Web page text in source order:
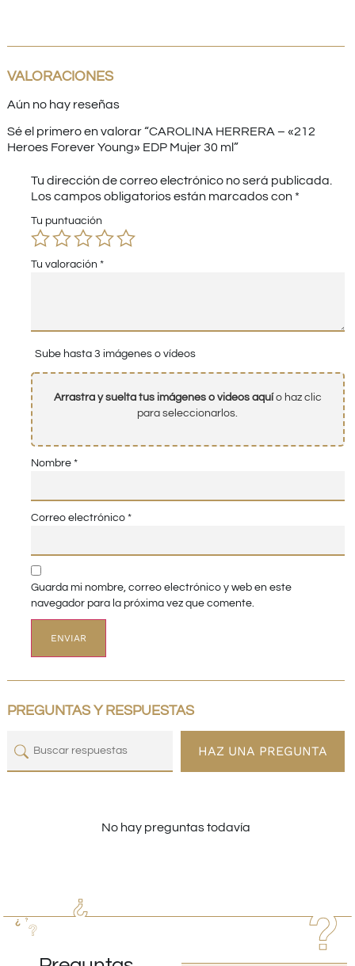
VALORACIONES
Aún no hay reseñas
Sé el primero en valorar “CAROLINA HERRERA – «212
Heroes Forever Young» EDP Mujer 30 ml”
Tu dirección de correo electrónico no será publicada.
Los campos obligatorios están marcados con *
Tu puntuación
Tu valoración *
Sube hasta 3 imágenes o vídeos
Arrastra y suelta tus imágenes o videos aquío haz clic
para seleccionarlos.
Nombre *
Correo electrónico *
Guarda mi nombre, correo electrónico y web en este
navegador para la próxima vez que comente.
PREGUNTAS Y RESPUESTAS
HAZ UNA PREGUNTA
No hay preguntas todavía